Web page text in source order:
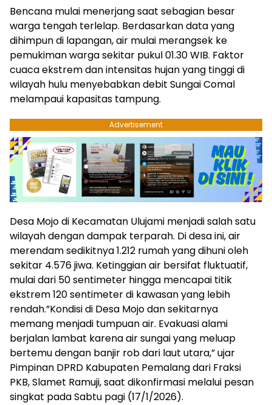
Bencana mulai menerjang saat sebagian besar
warga tengah terlelap. Berdasarkan data yang
dihimpun di lapangan, air mulai merangsek ke
pemukiman warga sekitar pukul 01.30 WIB. Faktor
cuaca ekstrem dan intensitas hujan yang tinggi di
wilayah hulu menyebabkan debit Sungai Comal
melampaui kapasitas tampung.
Advertisement
Desa Mojo di Kecamatan Ulujami menjadi salah satu
wilayah dengan dampak terparah. Di desa ini, air
merendam sedikitnya 1.212 rumah yang dihuni oleh
sekitar 4.576 jiwa. Ketinggian air bersifat fluktuatif,
mulai dari 50 sentimeter hingga mencapai titik
ekstrem 120 sentimeter di kawasan yang lebih
rendah.”Kondisi di Desa Mojo dan sekitarnya
memang menjadi tumpuan air. Evakuasi alami
berjalan lambat karena air sungai yang meluap
bertemu dengan banjir rob dari laut utara,” ujar
Pimpinan DPRD Kabupaten Pemalang dari Fraksi
PKB, Slamet Ramuji, saat dikonfirmasi melalui pesan
singkat pada Sabtu pagi (17/1/2026).